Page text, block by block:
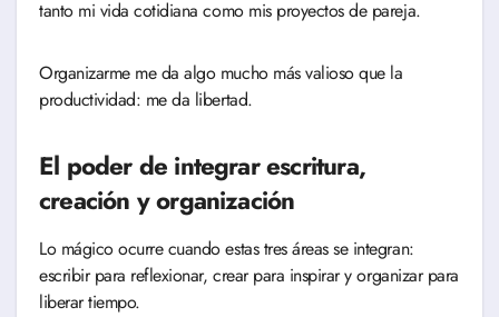
tanto mi vida cotidiana como mis proyectos de pareja.
Organizarme me da algo mucho más valioso que la
productividad: me da libertad.
El poder de integrar escritura,
creación y organización
Lo mágico ocurre cuando estas tres áreas se integran:
escribir para reflexionar, crear para inspirar y organizar para
liberar tiempo.